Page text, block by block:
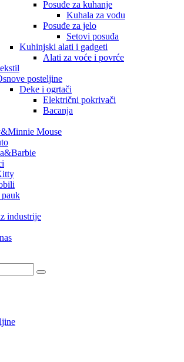
Posuđe za kuhanje
Kuhala za vodu
Posuđe za jelo
Setovi posuđa
Kuhinjski alati i gadgeti
Alati za voće i povrće
posteljine
Deke i ogrtači
Električni pokrivači
Bacanja
Mouse
industrije